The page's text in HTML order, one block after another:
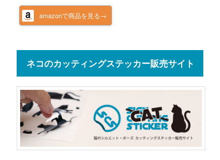
amazonで商品を見る→
ネコのカッティングステッカー販売サイト